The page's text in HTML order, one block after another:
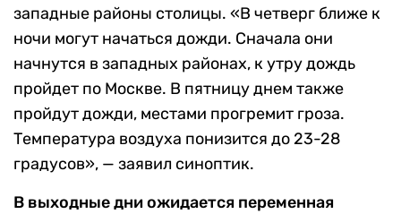
западные районы столицы. «В четверг ближе к
ночи могут начаться дожди. Сначала они
начнутся в западных районах, к утру дождь
пройдет по Москве. В пятницу днем также
пройдут дожди, местами прогремит гроза.
Температура воздуха понизится до 23-28
градусов», — заявил синоптик.
В выходные дни ожидается переменная